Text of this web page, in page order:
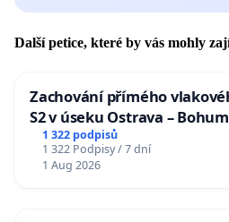
Další petice, které by vás mohly
Zachování přímého
S2 v úseku Ostrava –
u Jablunkova
1 322 podpisů
1 322 Podpisy / 7 dní
1 Aug 2026